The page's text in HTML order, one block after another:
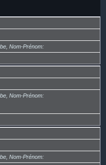
Nom-Prénom
Nom-Prénom
Nom-Prénom